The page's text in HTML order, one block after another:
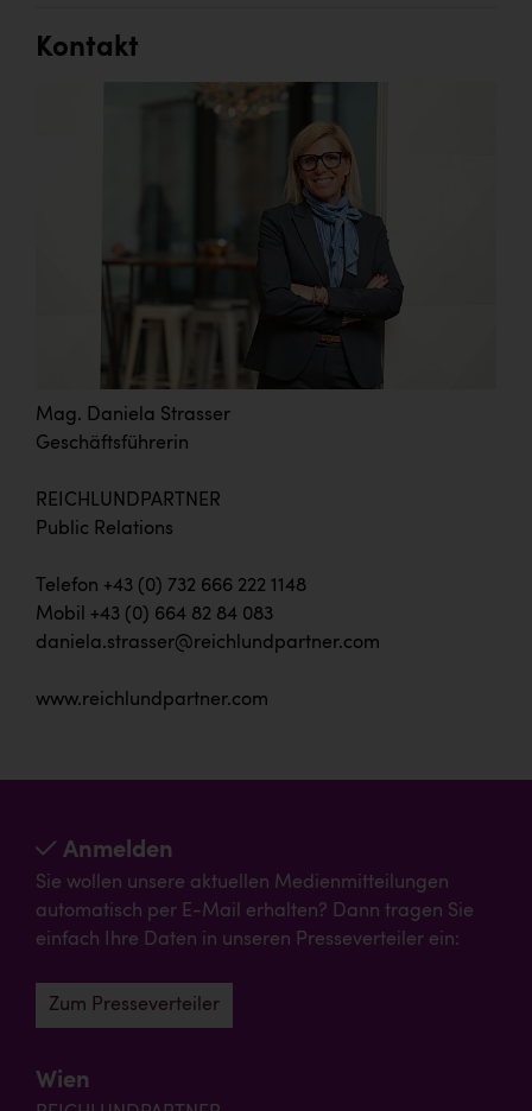
Kontakt
Mag. Daniela Strasser
Geschäftsführerin
REICHLUNDPARTNER
Public Relations
Telefon +43 (0) 732 666 222 1148
Mobil +43 (0) 664 82 84 083
daniela.strasser@reichlundpartner.com
www.reichlundpartner.com
Anmelden
Sie wollen unsere aktuellen Medienmitteilungen
automatisch per E-Mail erhalten? Dann tragen Sie
einfach Ihre Daten in unseren Presseverteiler ein:
Zum Presseverteiler
Wien